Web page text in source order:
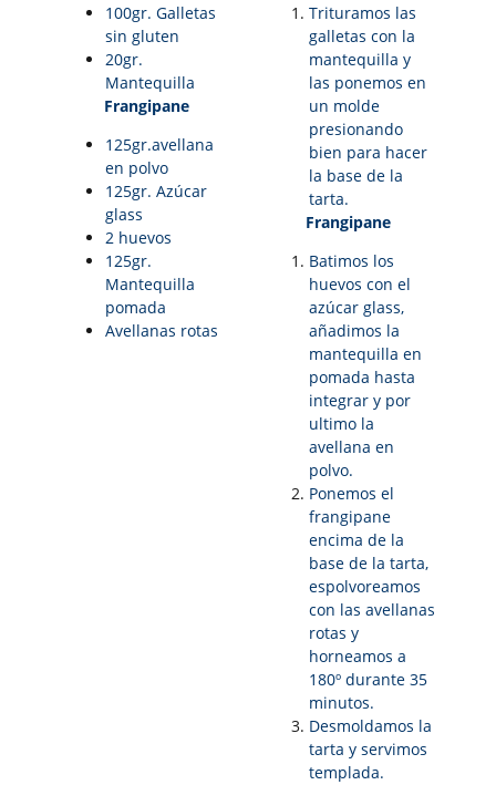
100gr. Galletas
sin gluten
20gr.
Mantequilla
Frangipane
125gr.avellana
en polvo
125gr. Azúcar
glass
2 huevos
125gr.
Mantequilla
pomada
Avellanas rotas
Trituramos las
galletas con la
mantequilla y
las ponemos en
un molde
presionando
bien para hacer
la base de la
tarta.
Frangipane
Batimos los
huevos con el
azúcar glass,
añadimos la
mantequilla en
pomada hasta
integrar y por
ultimo la
avellana en
polvo.
Ponemos el
frangipane
encima de la
base de la tarta,
espolvoreamos
con las avellanas
rotas y
horneamos a
180º durante 35
minutos.
Desmoldamos la
tarta y servimos
templada.